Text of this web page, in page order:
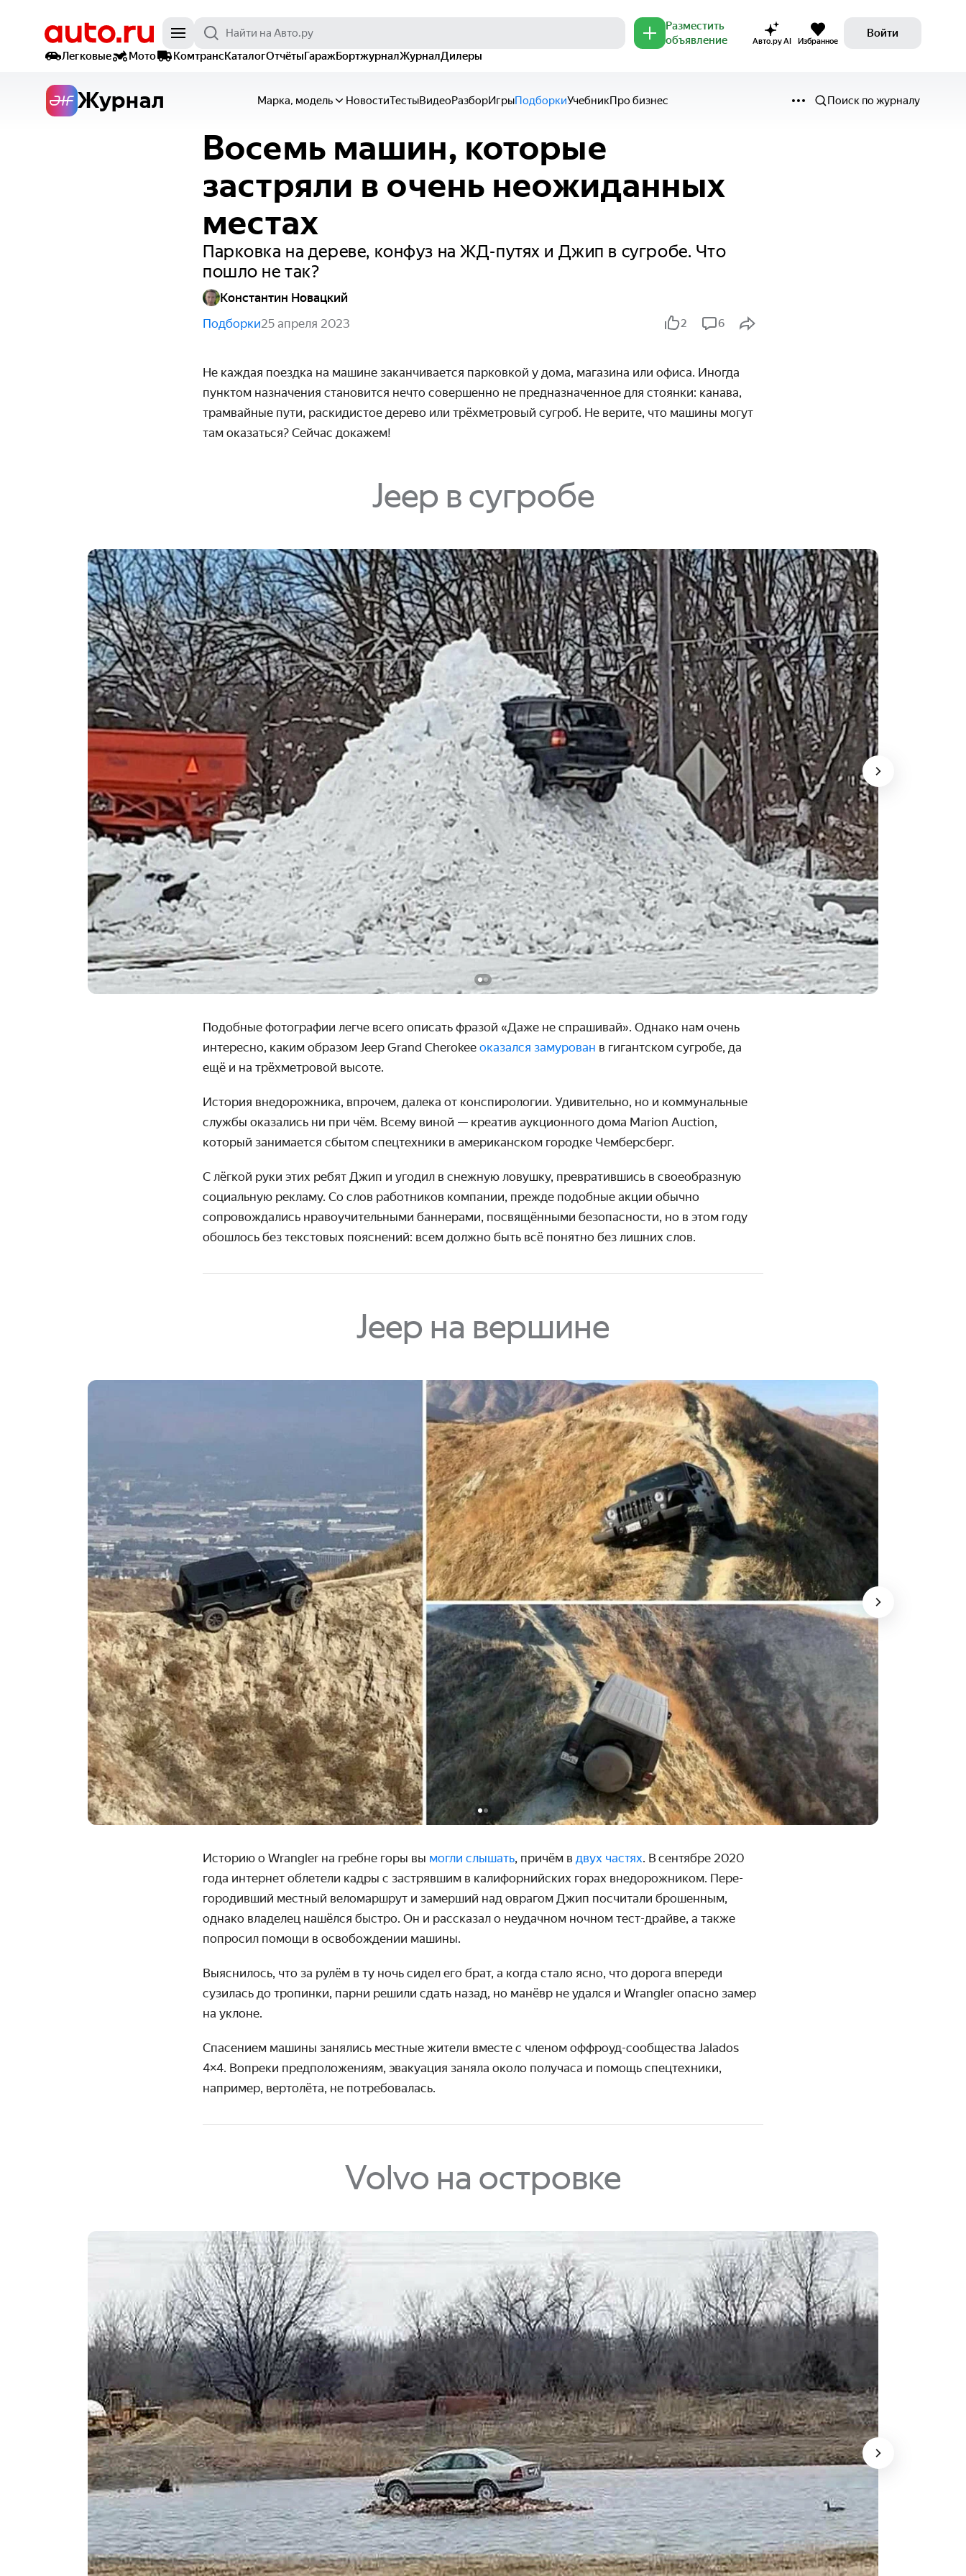
Разместить
объявление
Авто.ру AI Избранное
Войти
Легковые
Мото КомтрансКаталогОтчётыГаражБортжурналЖурналДилеры
Журнал Марка, модель НовостиТестыВидеоРазборИгрыПодборкиУчебникПро бизнес Поиск по журналу
Восемь машин, которые
застряли в очень неожиданных
местах
Парковка на дереве, конфуз на ЖД-путях и Джип в сугробе. Что
пошло не так?
Константин Новацкий
Подборки25 апреля 2023 2 6
Не каждая поездка на машине заканчивается парковкой у дома, магазина или офиса. Иногда
пунктом назначения становится нечто совер­шенно не предназ­наченное для стоянки: канава,
трамвайные пути, раскиди­стое дерево или трёх­метровый сугроб. Не верите, что машины могут
там оказаться? Сейчас докажем!
Jeep в сугробе
Подобные фотографии легче всего описать фразой «Даже не спрашивай». Однако нам очень
интересно, каким образом Jeep Grand Cherokee оказался замурован в гигантском сугробе, да
ещё и на трёхметровой высоте.
История внедорожника, впрочем, далека от конспиро­логии. Удиви­тельно, но и коммуналь­ные
службы оказались ни при чём. Всему виной — креатив аукци­онного дома Marion Auction,
который занимается сбытом спец­техники в американ­ском городке Чемберсберг.
С лёгкой руки этих ребят Джип и угодил в снежную ловушку, превратив­шись в свое­образную
социаль­ную рекламу. Со слов работников компании, прежде подобные акции обычно
сопровож­дались нраво­учитель­ными баннерами, посвящён­ными безопасности, но в этом году
обошлось без текстовых пояснений: всем должно быть всё понятно без лишних слов.
Jeep на вершине
Историю о Wrangler на гребне горы вы могли слышать, причём в двух частях. В сентябре 2020
года интернет облетели кадры с застрявшим в калифор­нийских горах внедорож­ником. Пере­
городивший местный веломаршрут и замерший над оврагом Джип посчитали брошенным,
однако владелец нашёлся быстро. Он и рассказал о неудачном ночном тест-драйве, а также
попросил помощи в освобождении машины.
Выяснилось, что за рулём в ту ночь сидел его брат, а когда стало ясно, что дорога впереди
сузилась до тропинки, парни решили сдать назад, но манёвр не удался и Wrangler опасно замер
на уклоне.
Спасением машины занялись местные жители вместе с членом оффроуд-сообщества Jalados
4×4. Вопреки предполо­жениям, эвакуация заняла около получаса и помощь спецтехники,
например, вертолёта, не потребовалась.
Volvo на островке